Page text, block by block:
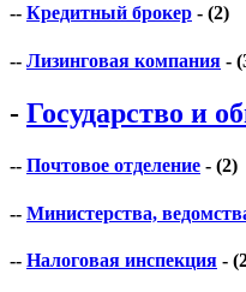
-- Кредитный брокер - (2)
-- Лизинговая компания -
- Государство и
-- Почтовое отделение - (2)
-- Министерства,
-- Налоговая инспекция -